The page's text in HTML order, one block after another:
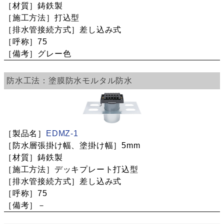
鋳鉄製
打込型
差し込み式
75
グレー色
塗膜防水 モルタル防水
EDMZ-1
5mm
鋳鉄製
デッキプレート打込型
差し込み式
75
－